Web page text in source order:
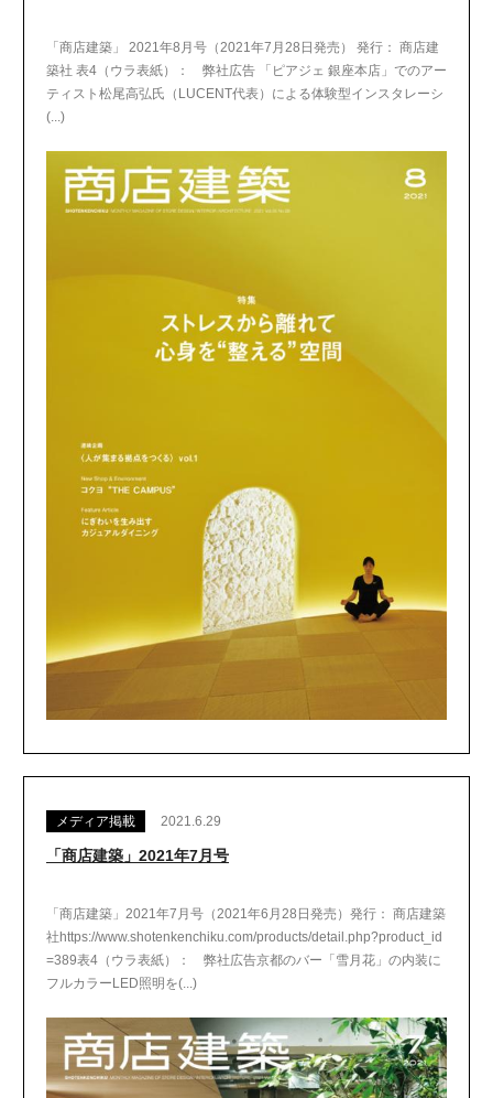
「商店建築」 2021年8月号（2021年7月28日発売） 発行： 商店建
築社 表4（ウラ表紙）： 弊社広告 「ピアジェ 銀座本店」でのアー
ティスト松尾高弘氏（LUCENT代表）による体験型インスタレーシ
(...)
メディア掲載 2021.6.29
「商店建築」2021年7月号
「商店建築」2021年7月号（2021年6月28日発売）発行： 商店建築
社https://www.shotenkenchiku.com/products/detail.php?product_id
=389表4（ウラ表紙）： 弊社広告京都のバー「雪月花」の内装に
フルカラーLED照明を(...)